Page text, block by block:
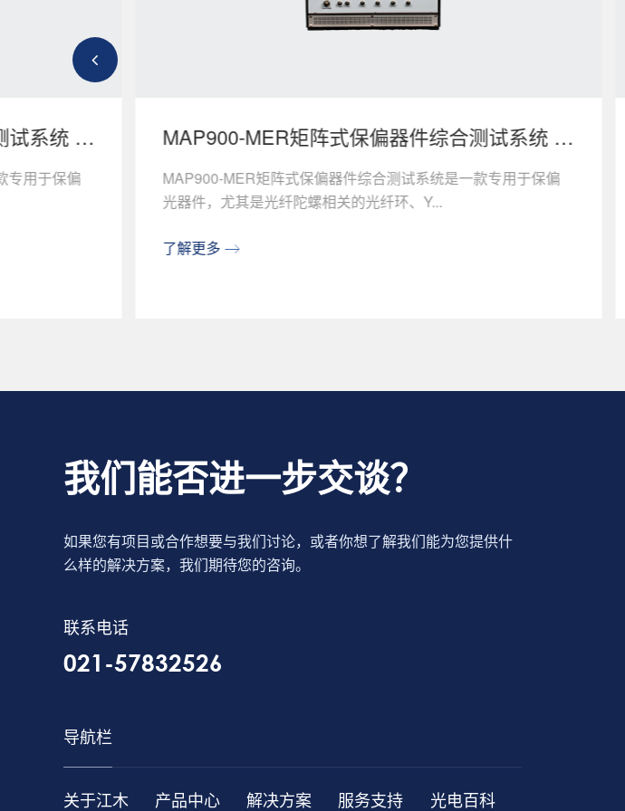
试系统 高
专用于保偏
MAP900-MER矩阵式保偏器件综合测试系统 高
MAP900-MER矩阵式保偏器件综合测试系统是一款专用于保偏
光器件，尤其是光纤陀螺相关的光纤环、Y...
了解更多
我们能否进一步交谈？
如果您有项目或合作想要与我们讨论，或者你想了解我们能为您提供什
么样的解决方案，我们期待您的咨询。
联系电话
021-57832526
导航栏
关于江木 产品中心 解决方案 服务支持 光电百科